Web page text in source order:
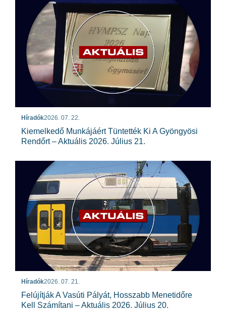
Híradók2026. 07. 22.
Kiemelkedő Munkájáért Tüntették Ki A Gyöngyösi
Rendőrt – Aktuális 2026. Július 21.
Híradók2026. 07. 21.
Felújítják A Vasúti Pályát, Hosszabb Menetidőre
Kell Számítani – Aktuális 2026. Július 20.